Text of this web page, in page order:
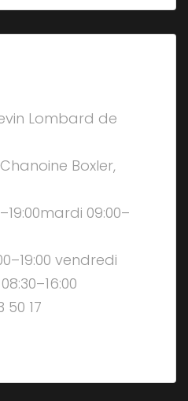
Lombard de
Boxler,
09:00–
vendredi
50 17